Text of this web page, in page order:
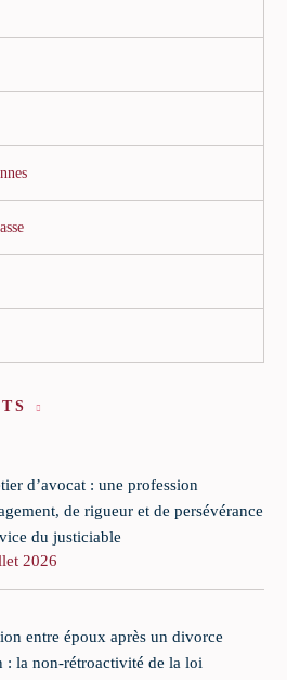
d’avocat : une profession
de rigueur et de persévérance
du justiciable
2026
entre époux après un divorce
: la non-rétroactivité de la loi